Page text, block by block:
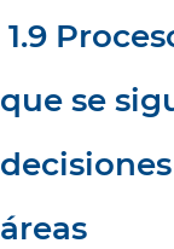
1.9
que se
áreas